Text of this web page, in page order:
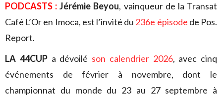
PODCASTS : Jérémie Beyou, vainqueur de la Transat
Café L’Or en Imoca, est l’invité du 236e épisode de Pos.
Report.
LA 44CUPa dévoilé son calendrier 2026, avec cinq
événements de février à novembre, dont le
championnat du monde du 23 au 27 septembre à